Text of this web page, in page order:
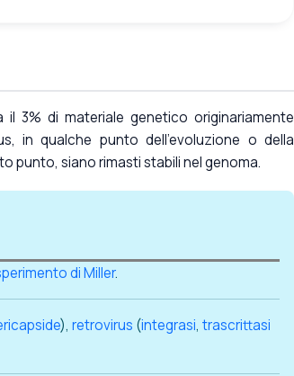
3% di materiale genetico originariamente
in qualche punto dell'evoluzione o della
punto, siano rimasti stabili nel genoma.
di Miller.
), retrovirus (integrasi, trascrittasi